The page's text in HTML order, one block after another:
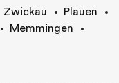
Zwickau
Plauen
Memmingen